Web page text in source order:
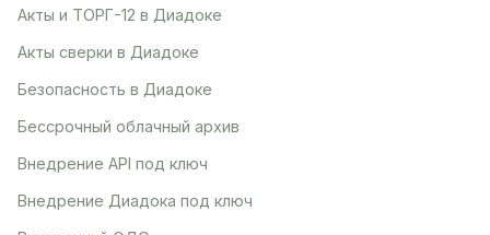
Акты и ТОРГ-12 в Диадоке
Акты сверки в Диадоке
Безопасность в Диадоке
Бессрочный облачный архив
Внедрение API под ключ
Внедрение Диадока под ключ